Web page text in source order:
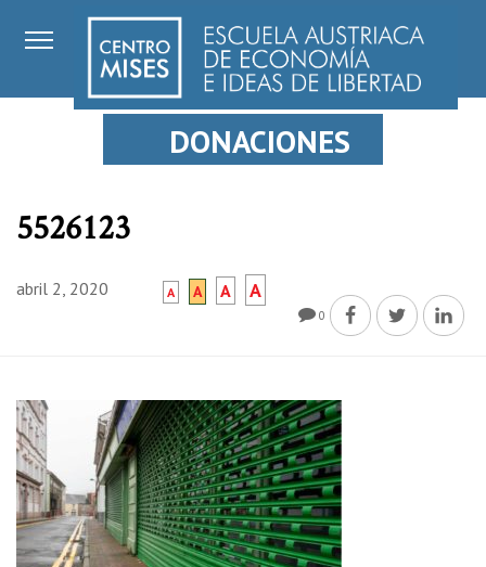
DONACIONES
5526123
abril 2, 2020 A A A A
0